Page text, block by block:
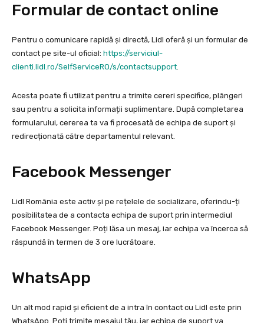
Formular de contact online
Pentru o comunicare rapidă și directă, Lidl oferă și un formular de
contact pe site-ul oficial: https://serviciul-
clienti.lidl.ro/SelfServiceRO/s/contactsupport.
Acesta poate fi utilizat pentru a trimite cereri specifice, plângeri
sau pentru a solicita informații suplimentare. După completarea
formularului, cererea ta va fi procesată de echipa de suport și
redirecționată către departamentul relevant.
Facebook Messenger
Lidl România este activ și pe rețelele de socializare, oferindu-ți
posibilitatea de a contacta echipa de suport prin intermediul
Facebook Messenger. Poți lăsa un mesaj, iar echipa va încerca să
răspundă în termen de 3 ore lucrătoare.
WhatsApp
Un alt mod rapid și eficient de a intra în contact cu Lidl este prin
WhatsApp. Poți trimite mesajul tău, iar echipa de suport va